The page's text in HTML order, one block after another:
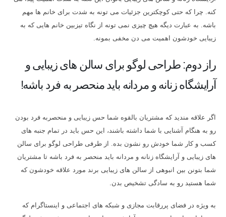
کنه. چرا که حتی کوچکترین جزئیات می تونه به شدت برای خانم ها مهم
باشه. به عبارت دیگه هیچ چیزی نمی تونه از نگاه تیزبین خانم هایی که به
زیبایی خودشون اهمیت می دن مخفی بمونه.
راز دوم: طراحی لوگو برای سالن های زیبایی و
آرایشگاه زنانه و مردانه باید منحصر به فرد باشه!
اگر علاقه مندید که مشتریان بالقوه شما حس زیبایی و منحصربه فرد بودن
رو به هنگام آشنایی با شما داشته باشند، این حس باید در تمام جنبه های
کسب و کار شما خودش رو نشون بده. از طرفی طراحی لوگو برای سالن
های زیبایی و آرایشگاه زنانه و مردانه باید منحصر به فرد باشه تا مشتریان
شما بتونن بین انبوهی از سالن های زیبایی برند مورد علاقه خودشون که
شما هستید رو به سادگی تشخیص بدن.
به ویژه در فضای پررقابت مجازی و شبکه های اجتماعی و اینستاگرام که